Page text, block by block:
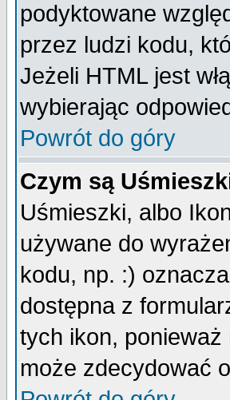
podyktowane
przez ludzi kodu,
Jeżeli HTML jest
wybierając
Powrót do góry
Czym są
Uśmieszki, albo
używane do
kodu, np. :)
dostępna z
tych ikon,
może zdecydować